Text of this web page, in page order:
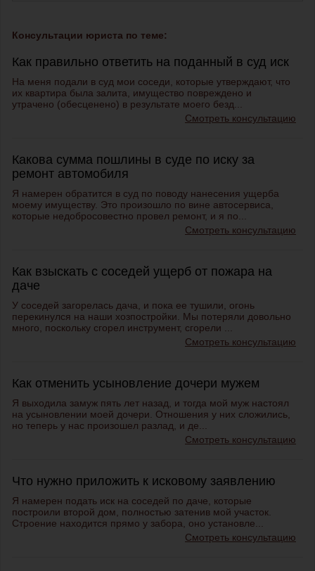
Консультации юриста по теме:
Как правильно ответить на поданный в суд иск
На меня подали в суд мои соседи, которые утверждают, что
их квартира была залита, имущество повреждено и
утрачено (обесценено) в результате моего безд...
Смотреть консультацию
Какова сумма пошлины в суде по иску за
ремонт автомобиля
Я намерен обратится в суд по поводу нанесения ущерба
моему имуществу. Это произошло по вине автосервиса,
которые недобросовестно провел ремонт, и я по...
Смотреть консультацию
Как взыскать с соседей ущерб от пожара на
даче
У соседей загорелась дача, и пока ее тушили, огонь
перекинулся на наши хозпостройки. Мы потеряли довольно
много, поскольку сгорел инструмент, сгорели ...
Смотреть консультацию
Как отменить усыновление дочери мужем
Я выходила замуж пять лет назад, и тогда мой муж настоял
на усыновлении моей дочери. Отношения у них сложились,
но теперь у нас произошел разлад, и де...
Смотреть консультацию
Что нужно приложить к исковому заявлению
Я намерен подать иск на соседей по даче, которые
построили второй дом, полностью затенив мой участок.
Строение находится прямо у забора, оно установле...
Смотреть консультацию